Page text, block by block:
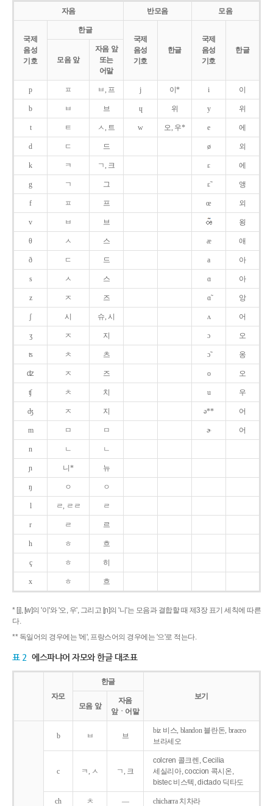
자음 반모음 모음
국제
음성
기호
한글
국제
음성
기호
한글
국제
음성
기호
한글
모음 앞
자음 앞
또는
어말
p ㅍ ㅂ, 프 j 이* i 이
b ㅂ 브 ɥ 위 y 위
t ㅌ ㅅ, 트 w 오, 우* e 에
d ㄷ 드 ø 외
k ㅋ ㄱ, 크 ɛ 에
g ㄱ 그 ɛ̃ 앵
f ㅍ 프 œ 외
v ㅂ 브 욍
θ ㅅ 스 æ 애
ð ㄷ 드 a 아
s ㅅ 스 ɑ 아
z ㅈ 즈 ɑ̃ 앙
ʃ 시 슈, 시 ʌ 어
ʒ ㅈ 지 ɔ 오
ʦ ㅊ 츠 ɔ̃ 옹
ʣ ㅈ 즈 o 오
ʧ ㅊ 치 u 우
ʤ ㅈ 지 ə** 어
m ㅁ ㅁ ɚ 어
n ㄴ ㄴ
ɲ 니* 뉴
ŋ ㅇ ㅇ
l ㄹ, ㄹㄹ ㄹ
r ㄹ 르
h ㅎ 흐
ç ㅎ 히
x ㅎ 흐
* [j], [w]의 '이'와 '오, 우', 그리고 [ɲ]의 '니'는 모음과 결합할 때 제3장 표기 세칙에 따른
다.
** 독일어의 경우에는 '에', 프랑스어의 경우에는 '으'로 적는다.
표 2 에스파냐어 자모와 한글 대조표
자모
한글
보기
모음 앞
자음
앞ㆍ어말
b ㅂ 브
biz 비스, blandon 블란돈, braceo
브라세오
c ㅋ, ㅅ ㄱ, 크
colcren 콜크렌, Cecilia
세실리아, coccion 콕시온,
bistec 비스텍, dictado 딕타도
ch ㅊ ― chicharra 치차라